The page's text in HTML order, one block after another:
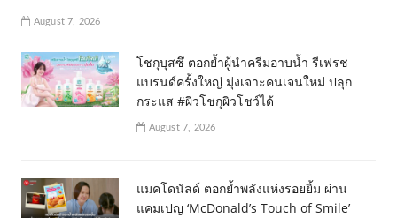
August 7, 2026
โชกุบุสซึ ตอกย้ำผู้นำครีมอาบน้ำ รีเฟรช
แบรนด์ครั้งใหญ่ มุ่งเจาะคนเจนใหม่ ปลุก
กระแส #ผิวโชกุผิวโชว์ได้
August 7, 2026
แมคโดนัลด์ ตอกย้ำพลังแห่งรอยยิ้ม ผ่าน
แคมเปญ ‘McDonald’s Touch of Smile’